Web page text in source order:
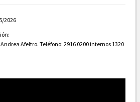
2026
Afeltro. Teléfono: 2916 0200 internos 1320